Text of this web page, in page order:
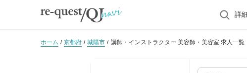
詳
ホーム 京都府 城陽市 講師・インストラクター 美容師・美容室 求人一覧